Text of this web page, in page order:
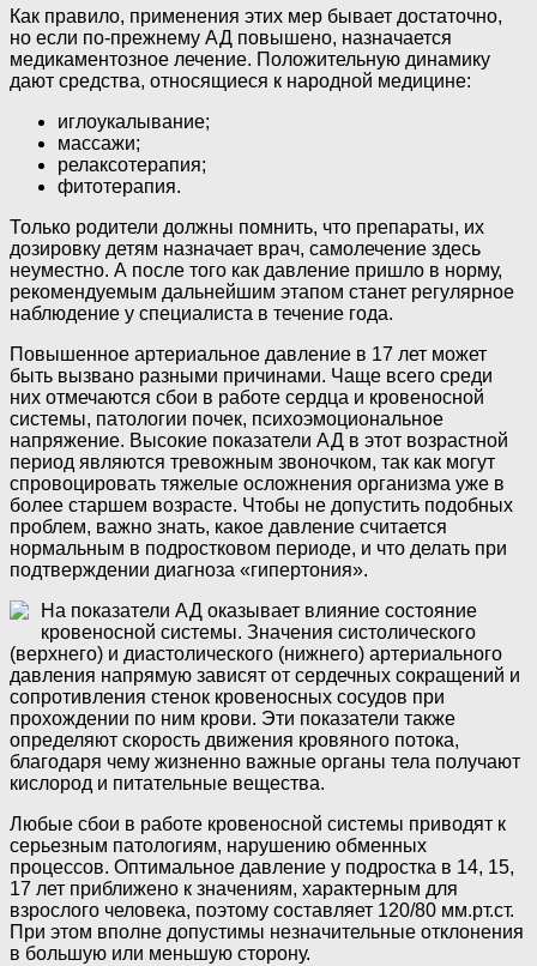
Как правило, применения этих мер бывает достаточно,
но если по-прежнему АД повышено, назначается
медикаментозное лечение. Положительную динамику
дают средства, относящиеся к народной медицине:
иглоукалывание;
массажи;
релаксотерапия;
фитотерапия.
Только родители должны помнить, что препараты, их
дозировку детям назначает врач, самолечение здесь
неуместно. А после того как давление пришло в норму,
рекомендуемым дальнейшим этапом станет регулярное
наблюдение у специалиста в течение года.
Повышенное артериальное давление в 17 лет может
быть вызвано разными причинами. Чаще всего среди
них отмечаются сбои в работе сердца и кровеносной
системы, патологии почек, психоэмоциональное
напряжение. Высокие показатели АД в этот возрастной
период являются тревожным звоночком, так как могут
спровоцировать тяжелые осложнения организма уже в
более старшем возрасте. Чтобы не допустить подобных
проблем, важно знать, какое давление считается
нормальным в подростковом периоде, и что делать при
подтверждении диагноза «гипертония».
На показатели АД оказывает влияние состояние
кровеносной системы. Значения систолического
(верхнего) и диастолического (нижнего) артериального
давления напрямую зависят от сердечных сокращений и
сопротивления стенок кровеносных сосудов при
прохождении по ним крови. Эти показатели также
определяют скорость движения кровяного потока,
благодаря чему жизненно важные органы тела получают
кислород и питательные вещества.
Любые сбои в работе кровеносной системы приводят к
серьезным патологиям, нарушению обменных
процессов. Оптимальное давление у подростка в 14, 15,
17 лет приближено к значениям, характерным для
взрослого человека, поэтому составляет 120/80 мм.рт.ст.
При этом вполне допустимы незначительные отклонения
в большую или меньшую сторону.